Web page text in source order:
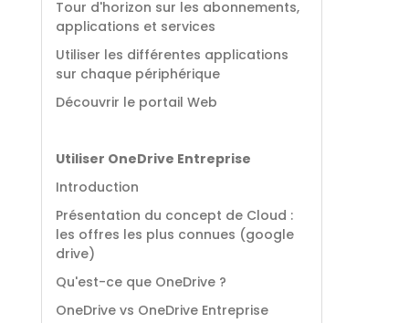
Tour d'horizon sur les abonnements,
applications et services
Utiliser les différentes applications
sur chaque périphérique
Découvrir le portail Web
Utiliser OneDrive Entreprise
Introduction
Présentation du concept de Cloud :
les offres les plus connues (google
drive)
Qu'est-ce que OneDrive ?
OneDrive vs OneDrive Entreprise